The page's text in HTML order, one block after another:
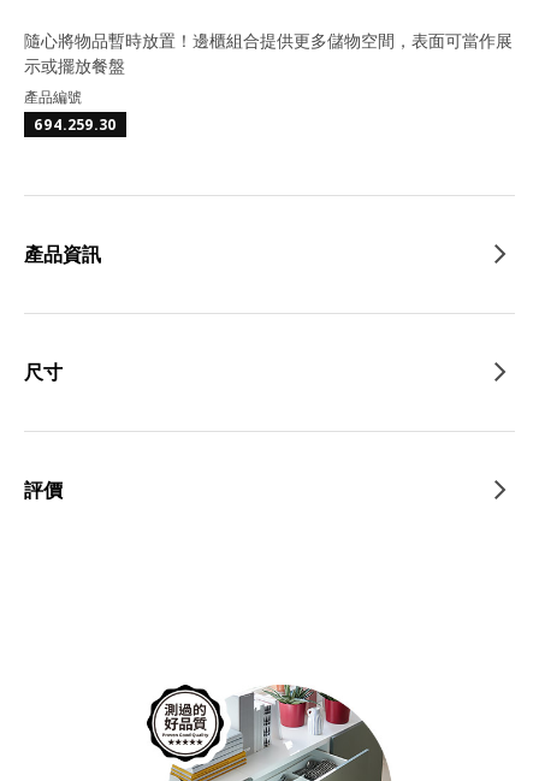
隨心將物品暫時放置！邊櫃組合提供更多儲物空間，表面可當作展
示或擺放餐盤
產品編號
694.259.30
產品資訊
尺寸
評價